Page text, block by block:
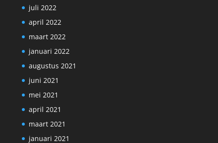
juli 2022
april 2022
maart 2022
januari 2022
augustus 2021
juni 2021
mei 2021
april 2021
maart 2021
januari 2021